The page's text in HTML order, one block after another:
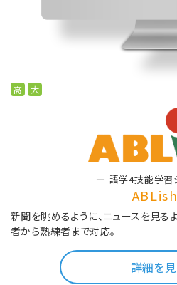
高 大
語学4技能学習
新聞を眺めるように、ニュースを見るよ
者から熟練者まで対応。
詳細を